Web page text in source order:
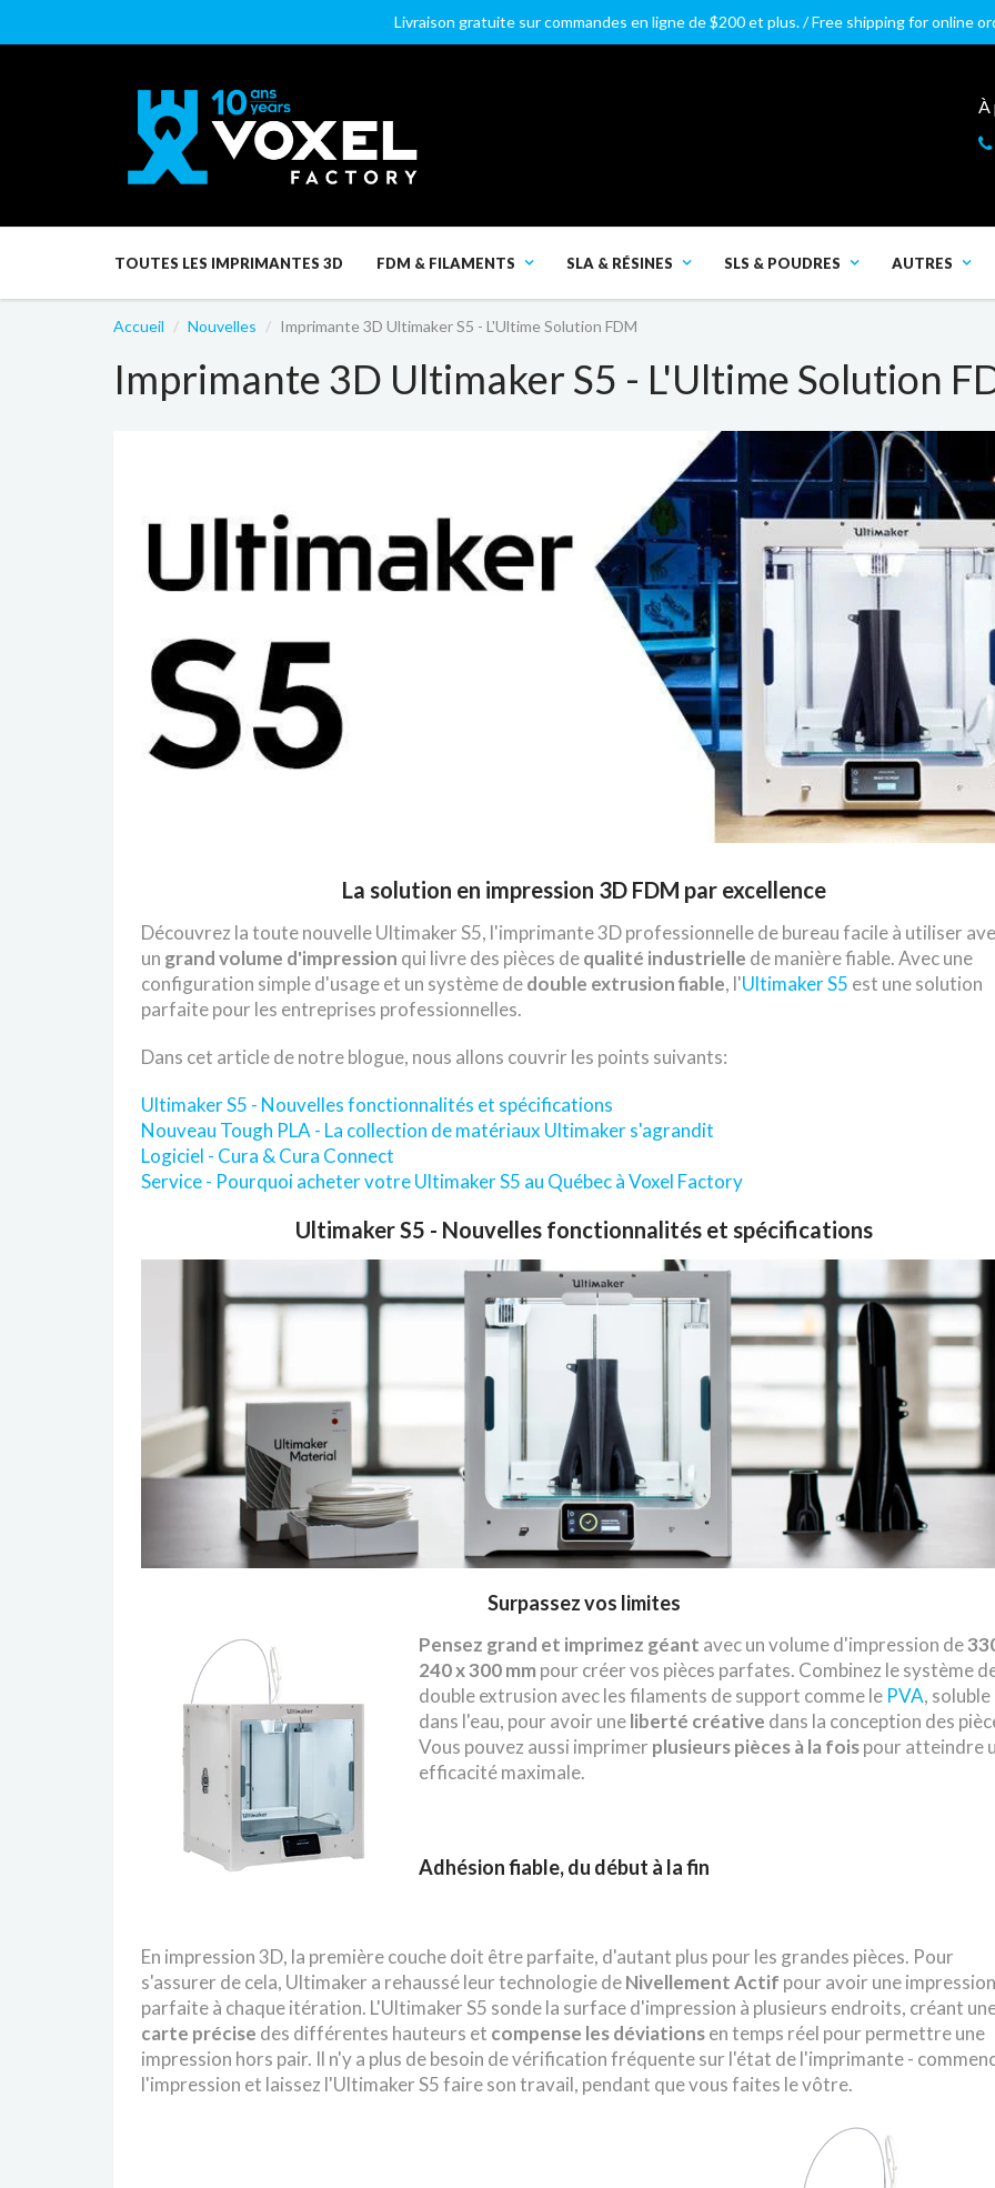
Livraison gratuite sur commandes en ligne de $200 et plus. / Free shipping for online
À
TOUTES LES IMPRIMANTES 3D FDM & FILAMENTS SLA & RÉSINES SLS & POUDRES AUTRES
Accueil Nouvelles Imprimante 3D Ultimaker S5 - L'Ultime Solution FDM
Imprimante 3D Ultimaker S5 - L'Ultime Solution
La solution en impression 3D FDM par excellence
Découvrez la toute nouvelle Ultimaker S5, l'imprimante 3D professionnelle de bureau facile à utiliser
un grand volume d'impression qui livre des pièces dequalité industrielle de manière fiable. Avec une
configuration simple d'usage et un système dedouble extrusion fiable, l'Ultimaker S5 est une solution
parfaite pour les entreprises professionnelles.
Dans cet article de notre blogue, nous allons couvrir les points suivants:
Ultimaker S5 - Nouvelles fonctionnalités et spécifications
Nouveau Tough PLA - La collection de matériaux Ultimaker s'agrandit
Logiciel - Cura & Cura Connect
Service - Pourquoi acheter votre Ultimaker S5 au Québec à Voxel Factory
Ultimaker S5 - Nouvelles fonctionnalités et spécifications
Surpassez vos limites
Pensez grand et imprimez géant avec un volume d'impression de
240 x 300 mm pour créer vos pièces parfates. Combinez le système
double extrusion avec les filaments de support comme le PVA, soluble
dans l'eau, pour avoir uneliberté créative dans la conception des
Vous pouvez aussi imprimer plusieurs pièces à la foispour atteindre
efficacité maximale.
Adhésion fiable, du début à la fin
En impression 3D, la première couche doit être parfaite, d'autant plus pour les grandes pièces. Pour
s'assurer de cela, Ultimaker a rehaussé leur technologie deNivellement Actif pour avoir une impression
parfaite à chaque itération. L'Ultimaker S5 sonde la surface d'impression à plusieurs endroits, créant
carte précise des différentes hauteurs et compense les déviationsen temps réel pour permettre une
impression hors pair. Il n'y a plus de besoin de vérification fréquente sur l'état de l'imprimante -
l'impression et laissez l'Ultimaker S5 faire son travail, pendant que vous faites le vôtre.